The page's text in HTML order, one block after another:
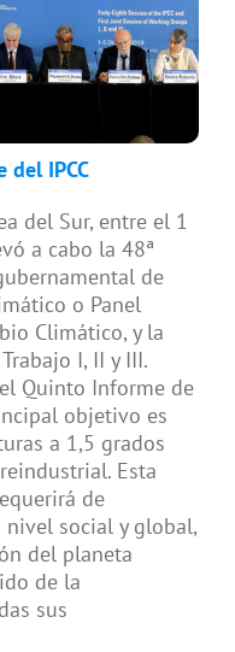
IPCC
del Sur, entre el 1
a cabo la 48ª
de
o Panel
Climático, y la
I, II y III.
Quinto Informe de
objetivo es
a 1,5 grados
Esta
de
nivel social y global,
del planeta
de la
sus